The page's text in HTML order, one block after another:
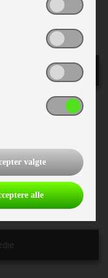
valgte
alle